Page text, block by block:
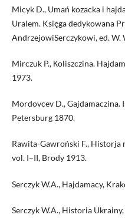
Micyk D., Umań kozacka i
Uralem. Księga dedykowana
AndrzejowiSerczykowi, ed. W.
Mirczuk P., Коliszczina.
1973.
Mordovcev D., Gajdamaczina.
Petersburg 1870.
Rawita-Gawroński F., Historja
vol. I–II, Brody 1913.
Serczyk W.A., Hajdamacy,
Serczyk W.A., Historia